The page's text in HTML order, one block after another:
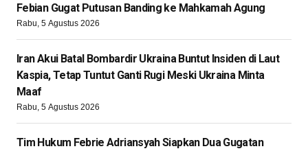
Febian Gugat Putusan Banding ke Mahkamah Agung
Rabu, 5 Agustus 2026
Iran Akui Batal Bombardir Ukraina Buntut Insiden di Laut
Kaspia, Tetap Tuntut Ganti Rugi Meski Ukraina Minta
Maaf
Rabu, 5 Agustus 2026
Tim Hukum Febrie Adriansyah Siapkan Dua Gugatan